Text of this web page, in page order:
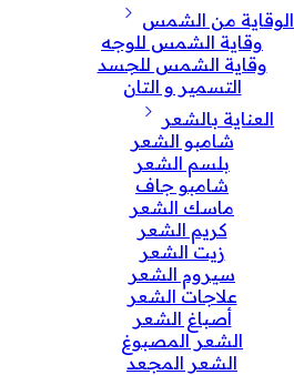
الوقاية من الشمس
وقاية الشمس للوجه
وقاية الشمس للجسد
التسمير و التان
العناية بالشعر
شامبو الشعر
بلسم الشعر
شامبو جاف
ماسك الشعر
كريم الشعر
زيت الشعر
سيروم الشعر
علاجات الشعر
أصباغ الشعر
الشعر المصبوغ
الشعر المجعد